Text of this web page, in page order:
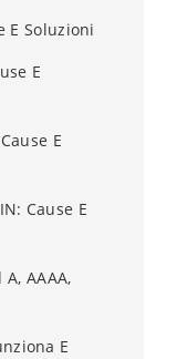
E Soluzioni
E
E
Cause E
AAAA,
E